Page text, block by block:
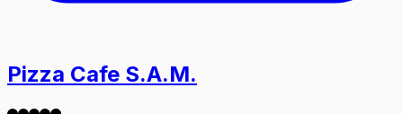
Pizza Cafe S.A.M.